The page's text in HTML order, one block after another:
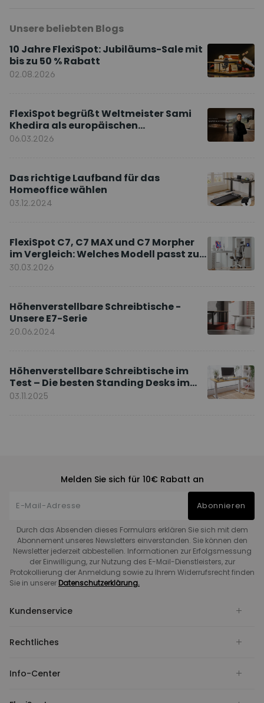
Unsere beliebten Blogs
10 Jahre FlexiSpot: Jubiläums-Sale mit
bis zu 50 % Rabatt
02.08.2026
FlexiSpot begrüßt Weltmeister Sami
Khedira als europäischen
Markenbotschafter
06.03.2026
Das richtige Laufband für das
Homeoffice wählen
03.12.2024
FlexiSpot C7, C7 MAX und C7 Morpher
im Vergleich: Welches Modell passt zu
Ihnen?
30.03.2026
Höhenverstellbare Schreibtische -
Unsere E7-Serie
20.06.2024
Höhenverstellbare Schreibtische im
Test – Die besten Standing Desks im
Vergleich
03.11.2025
Melden Sie sich für 10€ Rabatt an
Abonnieren
Durch das Absenden dieses Formulars erklären Sie sich mit dem
Abonnement unseres Newsletters einverstanden. Sie können den
Newsletter jederzeit abbestellen. Informationen zur Erfolgsmessung
der Einwilligung, zur Nutzung des E-Mail-Dienstleisters, zur
Protokollierung der Anmeldung sowie zu Ihrem Widerrufsrecht finden
Sie in unserer Datenschutzerklärung.
Kundenservice
Rechtliches
Info-Center